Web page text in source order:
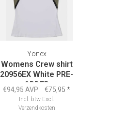
Yonex
Womens Crew shirt
20956EX White PRE-
ORDER
€94,95 AVP €75,95 *
Incl. btw Excl.
Verzendkosten